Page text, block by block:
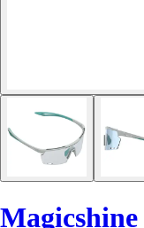
Magicshine